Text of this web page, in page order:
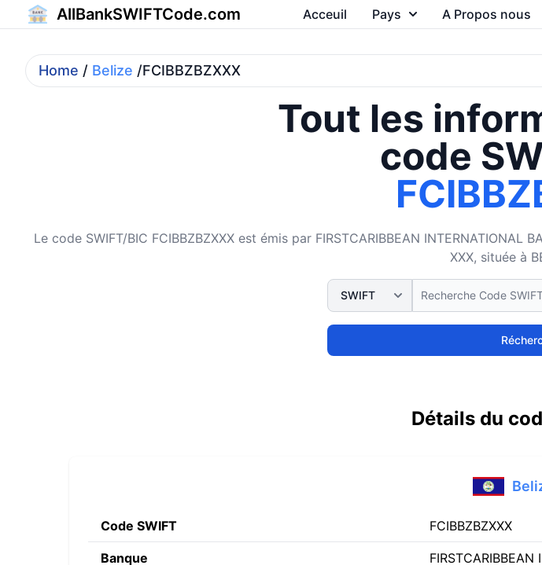
AllBankSWIFTCode.com Acceuil Pays A Propos nous
Home / Belize /FCIBBZBZXXX
Tout les
code
Le code SWIFT/BIC FCIBBZBZXXX est émis par FIRSTCARIBBEAN
XXX, située à
Détails du
Code SWIFT FCIBBZBZXXX
Banque FIRSTCARIBBEAN